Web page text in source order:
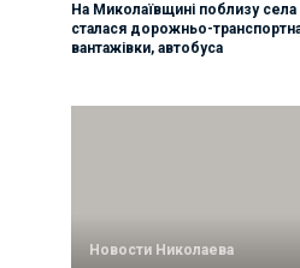
На Миколаївщині поблизу
сталася дорожньо-
вантажівки, автобуса
Новости Николаева